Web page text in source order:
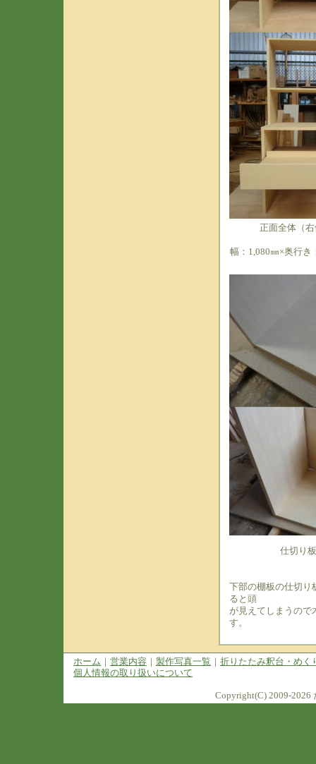
正面全体（
幅：1,080㎜×奥行き
仕切り
下部の棚板の仕切り
ると頭
が見えてしまうので
す。
ホーム ｜ 営業内容 ｜ 製作写真一覧 ｜ 折りたたみ釈台・めく
個人情報の取り扱いについて
Copyright(C) 2009-